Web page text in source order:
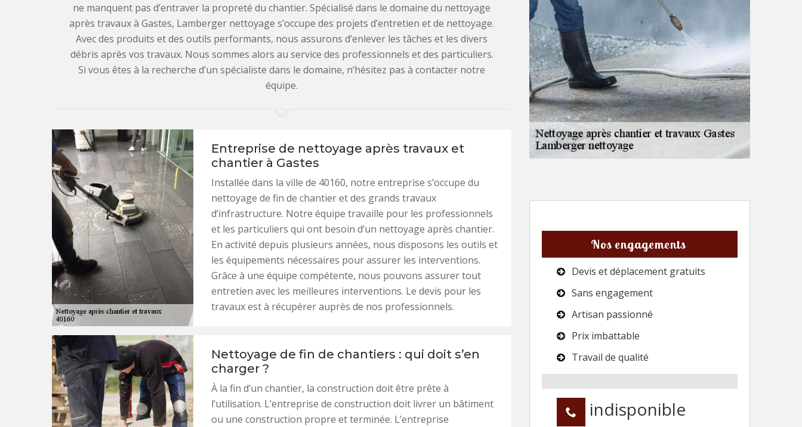
ne manquent pas d’entraver la propreté du chantier. Spécialisé dans le domaine du nettoyage
après travaux à Gastes, Lamberger nettoyage s’occupe des projets d’entretien et de nettoyage.
Avec des produits et des outils performants, nous assurons d’enlever les tâches et les divers
débris après vos travaux. Nous sommes alors au service des professionnels et des particuliers.
Si vous êtes à la recherche d’un spécialiste dans le domaine, n’hésitez pas à contacter notre
équipe.
Entreprise de nettoyage après travaux et
chantier à Gastes
Installée dans la ville de 40160, notre entreprise s’occupe du
nettoyage de fin de chantier et des grands travaux
d’infrastructure. Notre équipe travaille pour les professionnels
et les particuliers qui ont besoin d’un nettoyage après chantier.
En activité depuis plusieurs années, nous disposons les outils et
les équipements nécessaires pour assurer les interventions.
Grâce à une équipe compétente, nous pouvons assurer tout
entretien avec les meilleures interventions. Le devis pour les
travaux est à récupérer auprès de nos professionnels.
Nettoyage de fin de chantiers : qui doit s’en
charger ?
À la fin d’un chantier, la construction doit être prête à
l’utilisation. L’entreprise de construction doit livrer un bâtiment
ou une construction propre et terminée. L’entreprise
Nos engagements
Devis et déplacement gratuits
Sans engagement
Artisan passionné
Prix imbattable
Travail de qualité
indisponible